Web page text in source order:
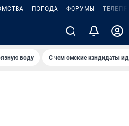
ПОГОДА ФОРУМЫ
воду С чем омские кандидаты